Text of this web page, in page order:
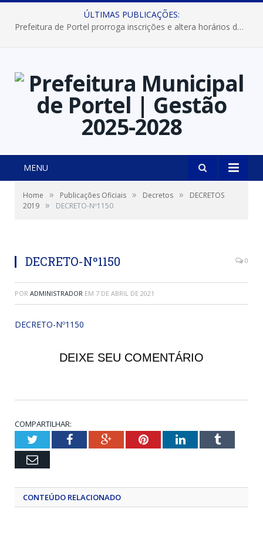
ÚLTIMAS PUBLICAÇÕES:
Prefeitura de Portel prorroga inscrições e altera horários dos concursos “Musa” e “Miss Mix Verão 2026”
MENU
Home » Publicações Oficiais » Decretos »
DECRETOS
2019 » DECRETO-Nº1150
DECRETO-Nº1150 0
POR ADMINISTRADOR EM 7 DE ABRIL DE 2021
DECRETO-Nº1150
DEIXE SEU COMENTÁRIO
COMPARTILHAR:
TwitterFacebookGoogle+PinterestLinkedInTumblr
Email
CONTEÚDO RELACIONADO